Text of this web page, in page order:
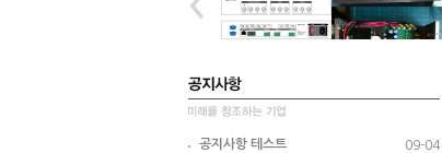
공지사항 테스트 09-04